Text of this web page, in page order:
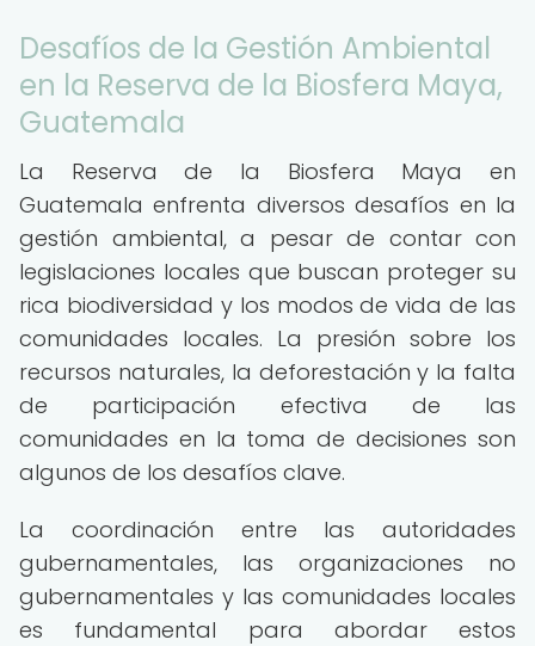
Desafíos de la Gestión Ambiental
en la Reserva de la Biosfera Maya,
Guatemala
La Reserva de la Biosfera Maya en
Guatemala enfrenta diversos desafíos en la
gestión ambiental, a pesar de contar con
legislaciones locales que buscan proteger su
rica biodiversidad y los modos de vida de las
comunidades locales. La presión sobre los
recursos naturales, la deforestación y la falta
de participación efectiva de las
comunidades en la toma de decisiones son
algunos de los desafíos clave.
La coordinación entre las autoridades
gubernamentales, las organizaciones no
gubernamentales y las comunidades locales
es fundamental para abordar estos